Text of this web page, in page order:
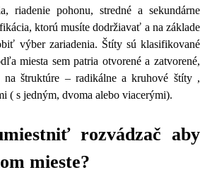
riadenie pohonu, stredné a sekundárne
ktorú musíte dodržiavať a na základe
výber zariadenia. Štíty sú klasifikované
miesta sem patria otvorené a zatvorené,
štruktúre – radikálne a kruhové štíty ,
( s jedným, dvoma alebo viacerými).
rozvádzač aby
mieste?